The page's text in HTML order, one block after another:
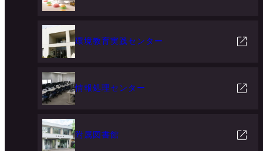
環境教育実践センター
情報処理センター
附属図書館